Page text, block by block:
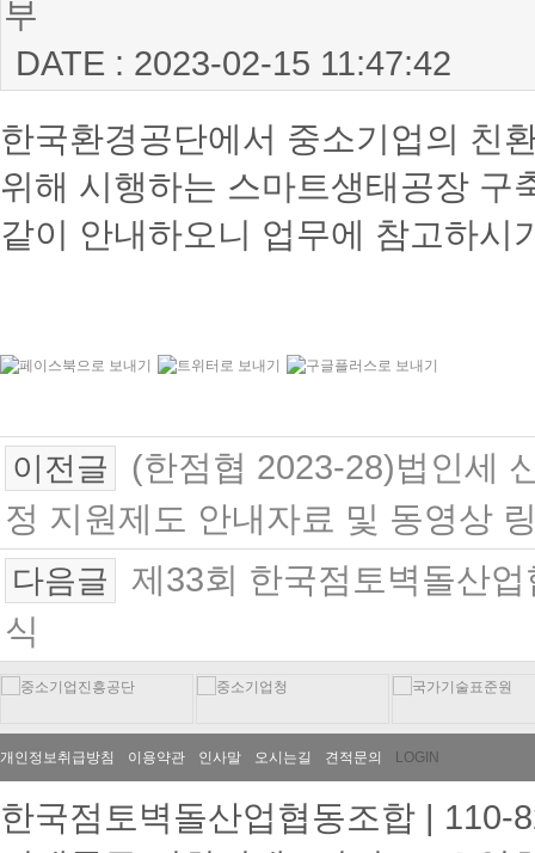
DATE : 2023-02-15 11:47:42
한국환경공단에서 중소기업의 친
위해 시행하는 스마트생태공장 구
같이 안내하오니 업무에 참고하시
이전글
(한점협 2023-28)법인세
정 지원제도 안내자료 및 동영상
다음글
제33회 한국점토벽돌산
식
개인정보취급방침 이용약관 인사말 오시는길 견적문의 LOGIN
한국점토벽돌산업협동조합 | 110-